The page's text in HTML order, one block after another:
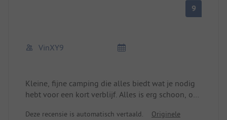
9
VinXY9
Kleine, fijne camping die alles biedt wat je nodig
hebt voor een kort verblijf. Alles is erg schoon, ook
aanwezig.
Deze recensie is automatisch vertaald.
Originele